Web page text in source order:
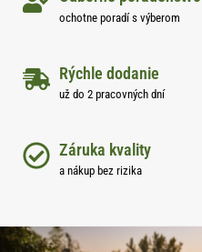
ochotne poradí s výberom
Rýchle dodanie
už do 2 pracovných dní
Záruka kvality
a nákup bez rizika